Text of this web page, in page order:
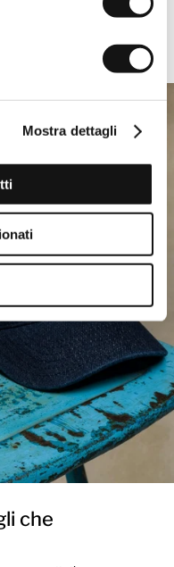
Mostra dettagli
EVERY DAY
che